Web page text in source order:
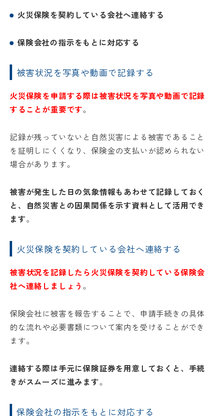
火災保険を契約している会社へ連絡する
保険会社の指示をもとに対応する
被害状況を写真や動画で記録する
火災保険を申請する際は被害状況を写真や動画で記録
することが重要です。
記録が残っていないと自然災害による被害であること
を証明しにくくなり、保険金の支払いが認められない
場合があります。
被害が発生した日の気象情報もあわせて記録しておく
と、自然災害との因果関係を示す資料として活用でき
ます。
火災保険を契約している会社へ連絡する
被害状況を記録したら火災保険を契約している保険会
社へ連絡しましょう 。
保険会社に被害を報告することで、申請手続きの具体
的な流れや必要書類について案内を受けることができ
ます。
連絡する際は手元に保険証券を用意しておくと、手続
きがスムーズに進みます。
保険会社の指示をもとに対応する